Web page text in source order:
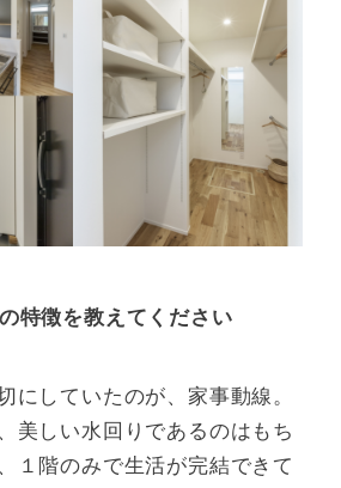
特徴を教えてください
にしていたのが、家事動線。
美しい水回りであるのはもち
１階のみで生活が完結できて